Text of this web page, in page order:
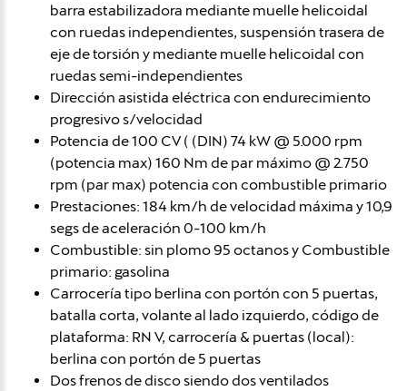
barra estabilizadora mediante muelle helicoidal
con ruedas independientes, suspensión trasera de
eje de torsión y mediante muelle helicoidal con
ruedas semi-independientes
Dirección asistida eléctrica con endurecimiento
progresivo s/velocidad
Potencia de 100 CV ( (DIN) 74 kW @ 5.000 rpm
(potencia max) 160 Nm de par máximo @ 2.750
rpm (par max) potencia con combustible primario
Prestaciones: 184 km/h de velocidad máxima y 10,9
segs de aceleración 0-100 km/h
Combustible: sin plomo 95 octanos y Combustible
primario: gasolina
Carrocería tipo berlina con portón con 5 puertas,
batalla corta, volante al lado izquierdo, código de
plataforma: RN V, carrocería & puertas (local):
berlina con portón de 5 puertas
Dos frenos de disco siendo dos ventilados